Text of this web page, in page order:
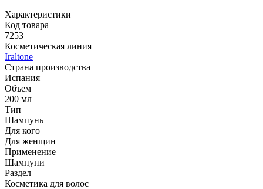
Характеристики
Код товара
7253
Косметическая линия
Iraltone
Страна производства
Испания
Объем
200 мл
Тип
Шампунь
Для кого
Для женщин
Применение
Шампуни
Раздел
Косметика для волос